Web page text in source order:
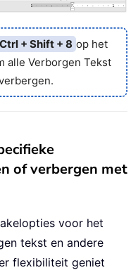
Ctrl + Shift + 8 op het
alle Verborgen Tekst
of verbergen met
voor het
tekst en andere
flexibiliteit geniet